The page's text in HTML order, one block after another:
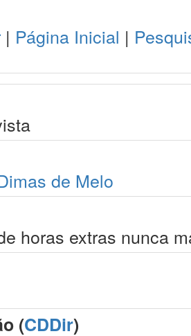
| Página Inicial |
de Melo
horas extras nunca
(CDDir)